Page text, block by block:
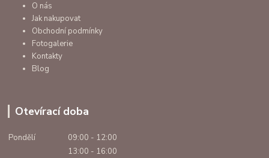
O nás
Jak nakupovat
Obchodní podmínky
Fotogalerie
Kontakty
Blog
Otevírací doba
Pondělí
09:00 - 12:00
13:00 - 16:00